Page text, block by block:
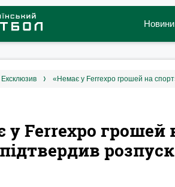
Новини
ексклюзив
у Ferrexpo грошей